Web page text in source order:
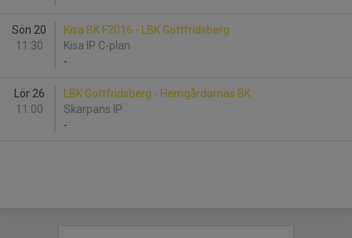
Sön 20
11:30
Kisa BK F2016 - LBK Gottfridsberg
Kisa IP C-plan
-
Lör 26
11:00
LBK Gottfridsberg - Hemgårdarnas BK
Skarpans IP
-